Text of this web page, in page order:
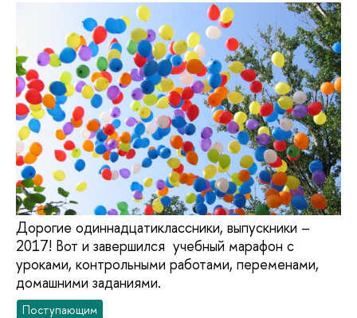
Дорогие одиннадцатиклассники, выпускники –
2017! Вот и завершился учебный марафон с
уроками, контрольными работами, переменами,
домашними заданиями.
Поступающим